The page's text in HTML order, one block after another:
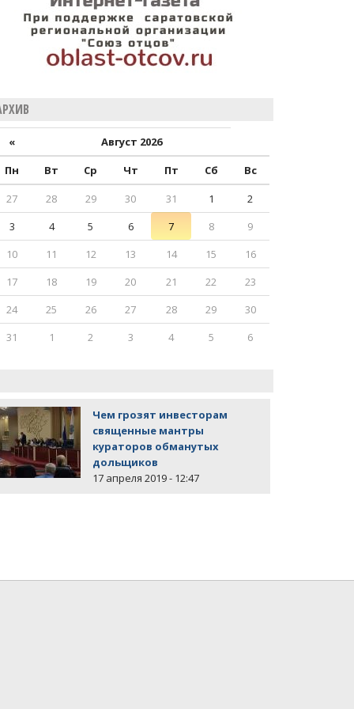
«
Август 2026
Пн
Вт Ср Чт Пт Сб
Вс
27
28 29 30 31 1
2
3
4 5 6 7 8
9
10
11 12 13 14 15
16
17
18 19 20 21 22
23
24
25 26 27 28 29
30
31
1 2 3 4 5 6
Чем грозят инвесторам
священные мантры
кураторов обманутых
дольщиков
17 апреля 2019 - 12:47